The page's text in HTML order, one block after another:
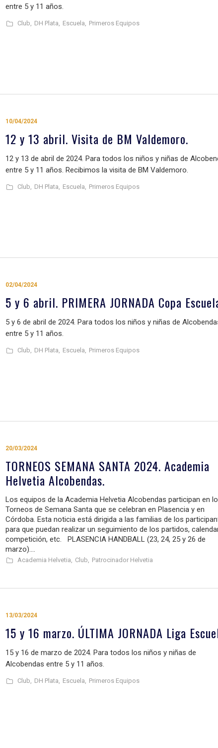
entre 5 y 11 años.
Club, DH Plata, Escuela, Primeros Equipos
10/04/2024
12 y 13 abril. Visita de BM Valdemoro.
12 y 13 de abril de 2024. Para todos los niños y niñas de
entre 5 y 11 años. Recibimos la visita de BM Valdemoro.
Club, DH Plata, Escuela, Primeros Equipos
02/04/2024
5 y 6 abril. PRIMERA JORNADA Copa
5 y 6 de abril de 2024. Para todos los niños y niñas de
entre 5 y 11 años.
Club, DH Plata, Escuela, Primeros Equipos
20/03/2024
TORNEOS SEMANA SANTA 2024. Academia
Helvetia Alcobendas.
Los equipos de la Academia Helvetia Alcobendas participan en
Torneos de Semana Santa que se celebran en Plasencia y en
Córdoba. Esta noticia está dirigida a las familias de los
para que puedan realizar un seguimiento de los partidos,
competición, etc. PLASENCIA HANDBALL (23, 24, 25 y 26 de
marzo)....
Academia Helvetia, Club, Patrocinador Helvetia
13/03/2024
15 y 16 marzo. ÚLTIMA JORNADA Liga
15 y 16 de marzo de 2024. Para todos los niños y niñas de
Alcobendas entre 5 y 11 años.
Club, DH Plata, Escuela, Primeros Equipos